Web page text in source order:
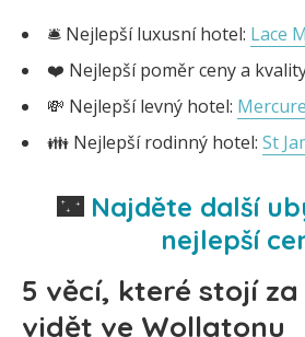
🛎️ Nejlepší luxusní hotel: Lace
❤️ Nejlepší poměr ceny a
💸 Nejlepší levný hotel:
👪 Nejlepší rodinný hotel: St
🌃 Najděte další
nejlepší
5 věcí, které stojí
vidět ve Wollatonu